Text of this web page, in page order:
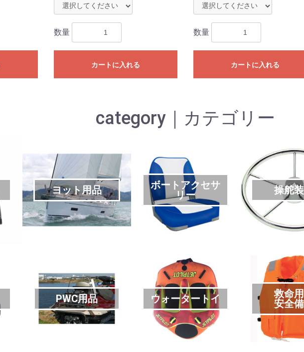
数量
カートに入れる
数量
カートに入れる
category｜カテゴリー
ヨット用品
ボートアクセサ
リー
操舵
PWC用品 ウォータートイ
救命
安全